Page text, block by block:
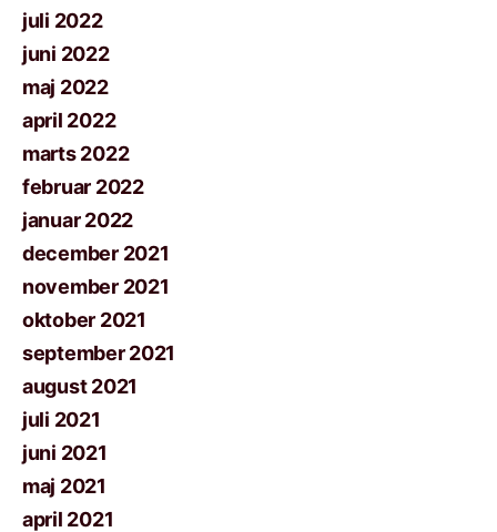
juli 2022
juni 2022
maj 2022
april 2022
marts 2022
februar 2022
januar 2022
december 2021
november 2021
oktober 2021
september 2021
august 2021
juli 2021
juni 2021
maj 2021
april 2021